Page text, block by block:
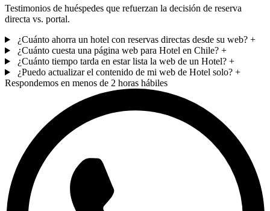
Testimonios de huéspedes que refuerzan la decisión de reserva
directa vs. portal.
¿Cuánto ahorra un hotel con reservas directas desde su web? +
¿Cuánto cuesta una página web para Hotel en Chile? +
¿Cuánto tiempo tarda en estar lista la web de un Hotel? +
¿Puedo actualizar el contenido de mi web de Hotel solo? +
Respondemos en menos de 2 horas hábiles